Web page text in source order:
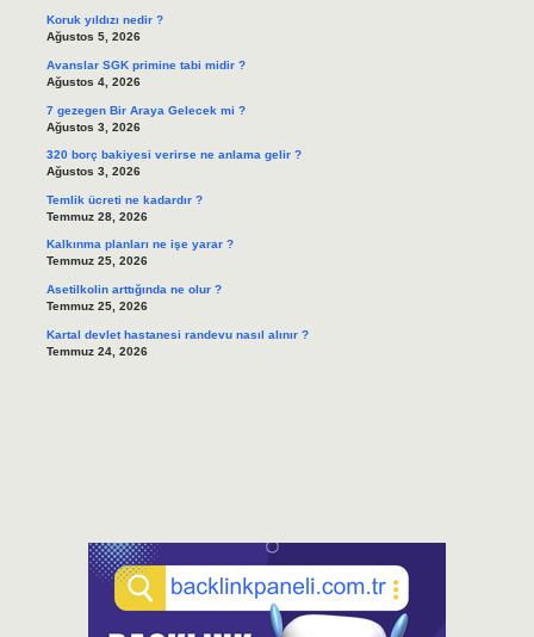
Koruk yıldızı nedir ?
Ağustos 5, 2026
Avanslar SGK primine tabi midir ?
Ağustos 4, 2026
7 gezegen Bir Araya Gelecek mi ?
Ağustos 3, 2026
320 borç bakiyesi verirse ne anlama gelir ?
Ağustos 3, 2026
Temlik ücreti ne kadardır ?
Temmuz 28, 2026
Kalkınma planları ne işe yarar ?
Temmuz 25, 2026
Asetilkolin arttığında ne olur ?
Temmuz 25, 2026
Kartal devlet hastanesi randevu nasıl alınır ?
Temmuz 24, 2026